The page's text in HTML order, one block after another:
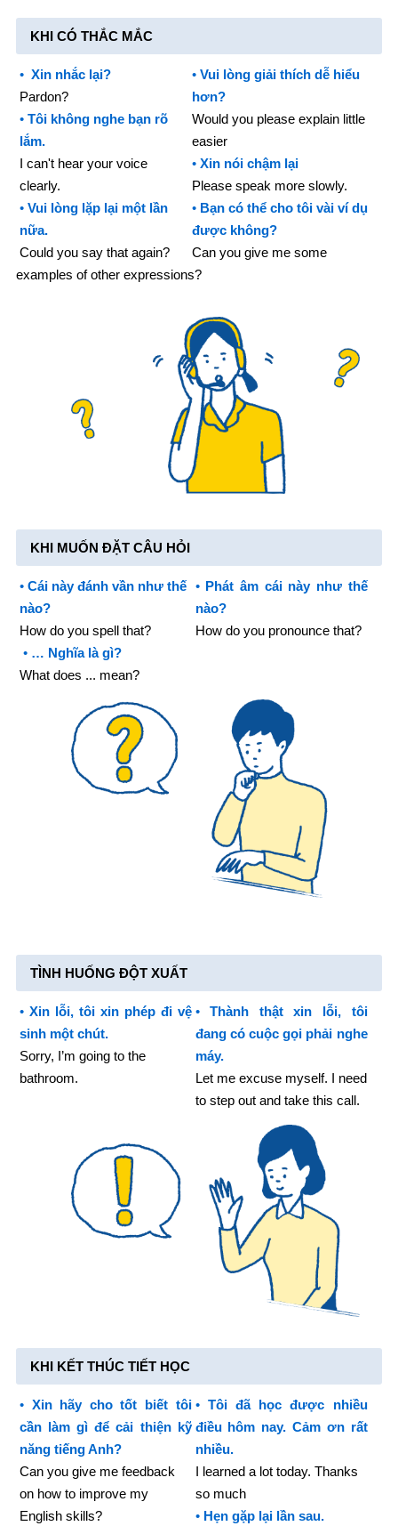
KHI CÓ THẮC MẮC
• Xin nhắc lại?
Pardon?
• Tôi không nghe bạn rõ
lắm.
I can't hear your voice
clearly.
• Vui lòng lặp lại một lần
nữa.
Could you say that again?
• Vui lòng giải thích dễ hiểu
hơn?
Would you please explain little
easier
• Xin nói chậm lại
Please speak more slowly.
• Bạn có thể cho tôi vài ví dụ
được không?
Can you give me some
examples of other expressions?
KHI MUỐN ĐẶT CÂU HỎI
• Cái này đánh vần như thế
nào?
How do you spell that?
• … Nghĩa là gì?
What does ... mean?
• Phát âm cái này như thế
nào?
How do you pronounce that?
TÌNH HUỐNG ĐỘT XUẤT
• Xin lỗi, tôi xin phép đi vệ
sinh một chút.
Sorry, I’m going to the
bathroom.
•Thành thật xin lỗi, tôi
đang có cuộc gọi phải nghe
máy.
Let me excuse myself. I need
to step out and take this call.
KHI KẾT THÚC TIẾT HỌC
• Xin hãy cho tốt biết tôi
cần làm gì để cải thiện kỹ
năng tiếng Anh?
Can you give me feedback
on how to improve my
English skills?
• Tôi đã học được nhiều
điều hôm nay. Cảm ơn rất
nhiều.
I learned a lot today. Thanks
so much
• Hẹn gặp lại lần sau.